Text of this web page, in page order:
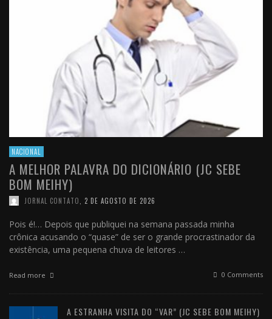
NACIONAL
A MELHOR PALAVRA DO DICIONÁRIO (JC SEBE
BOM MEIHY)
JORNAL CONTATO 2 DE AGOSTO DE 2026
Pois é!… Depois que publiquei na semana passada minha
crônica acusando o “quase” de ser o grande procrastinador da
existência, uma pequena chuva de leitores …
Read more 0 Comments
A ESTRANHA VISITA DO “VAR” (JC SEBE BOM MEIHY)